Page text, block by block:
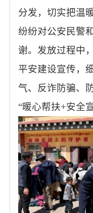
分发，切实把温
纷纷对公安民警
谢。发放过程中
平安建设宣传，
气、反诈防骗、
“暖心帮扶+安全